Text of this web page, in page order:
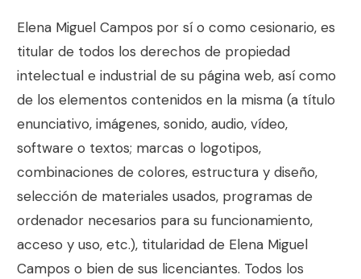
Elena Miguel Campos por sí o como cesionario, es
titular de todos los derechos de propiedad
intelectual e industrial de su página web, así como
de los elementos contenidos en la misma (a título
enunciativo, imágenes, sonido, audio, vídeo,
software o textos; marcas o logotipos,
combinaciones de colores, estructura y diseño,
selección de materiales usados, programas de
ordenador necesarios para su funcionamiento,
acceso y uso, etc.), titularidad de Elena Miguel
Campos o bien de sus licenciantes. Todos los